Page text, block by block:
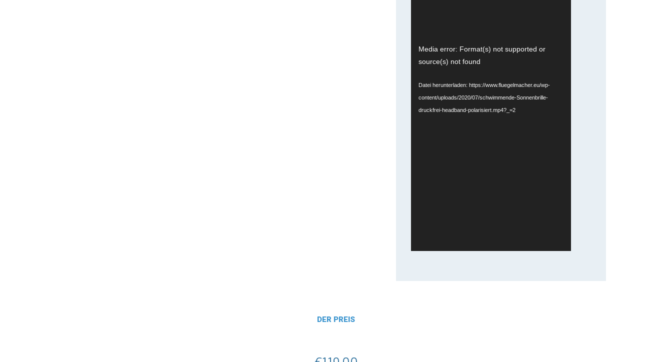
Video-
Player
Media error: Format(s) not supported or
source(s) not found
Datei herunterladen: https://www.fluegelmacher.eu/wp-
content/uploads/2020/07/schwimmende-Sonnenbrille-
druckfrei-headband-polarisiert.mp4?_=2
DER PREIS